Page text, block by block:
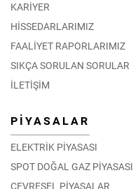
KARİYER
HİSSEDARLARIMIZ
FAALİYET RAPORLARIMIZ
SIKÇA SORULAN SORULAR
İLETİŞİM
PİYASALAR
ELEKTRİK PİYASASI
SPOT DOĞAL GAZ PİYASASI
ÇEVRESEL PİYASALAR